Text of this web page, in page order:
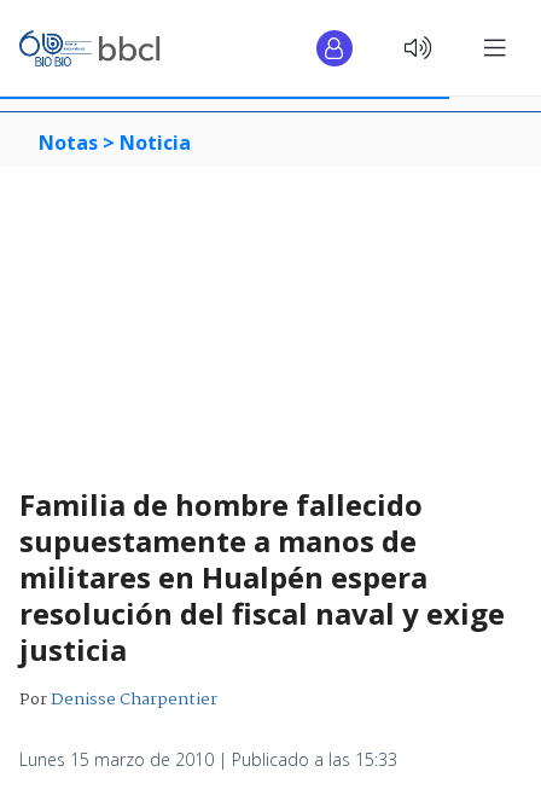
Notas > Noticia
Familia de hombre fallecido
supuestamente a manos de
militares en Hualpén espera
resolución del fiscal naval y exige
justicia
PorDenisse Charpentier
Lunes 15 marzo de 2010 | Publicado a las 15:33